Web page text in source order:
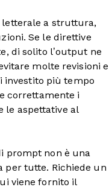
letterale a struttura,
Se le direttive
di solito l’output ne
molte revisioni e
investito più tempo
correttamente i
le aspettative al
prompt non è una
per tutte. Richiede un
viene fornito il